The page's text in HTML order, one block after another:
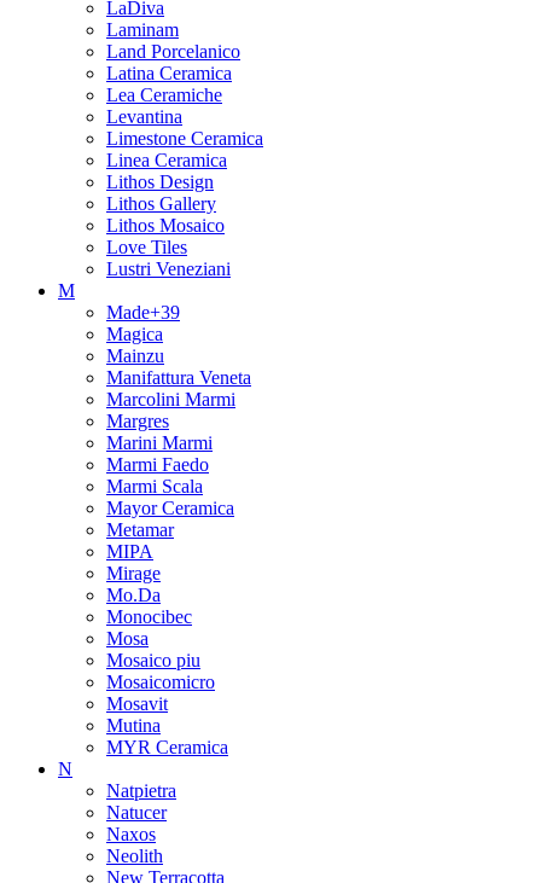
LaDiva
Laminam
Land Porcelanico
Latina Ceramica
Lea Ceramiche
Levantina
Limestone Ceramica
Linea Ceramica
Lithos Design
Lithos Gallery
Lithos Mosaico
Love Tiles
Lustri Veneziani
M
Made+39
Magica
Mainzu
Manifattura Veneta
Marcolini Marmi
Margres
Marini Marmi
Marmi Faedo
Marmi Scala
Mayor Ceramica
Metamar
MIPA
Mirage
Mo.Da
Monocibec
Mosa
Mosaico piu
Mosaicomicro
Mosavit
Mutina
MYR Ceramica
N
Natpietra
Natucer
Naxos
Neolith
New Terracotta